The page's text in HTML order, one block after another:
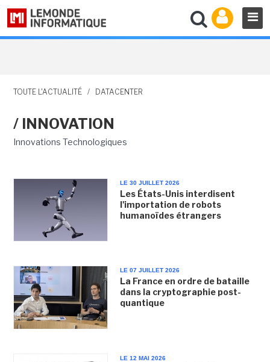
TOUTE L'ACTUALITÉ / DATACENTER
/ INNOVATION
Innovations Technologiques
LE 30 JUILLET 2026
Les États-Unis interdisent
l'importation de robots
humanoïdes étrangers
LE 07 JUILLET 2026
La France en ordre de bataille
dans la cryptographie post-
quantique
LE 12 MAI 2026